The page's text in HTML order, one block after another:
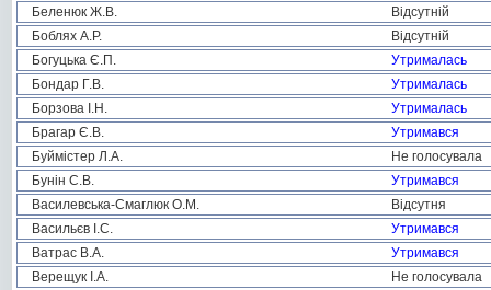
Беленюк Ж.В.
Відсутній
Боблях А.Р.
Відсутній
Богуцька Є.П.
Утрималась
Бондар Г.В.
Утрималась
Борзова І.Н.
Утрималась
Брагар Є.В.
Утримався
Буймістер Л.А.
Не голосувала
Бунін С.В.
Утримався
Василевська-Смаглюк О.М.
Відсутня
Васильєв І.С.
Утримався
Ватрас В.А.
Утримався
Верещук І.А.
Не голосувала